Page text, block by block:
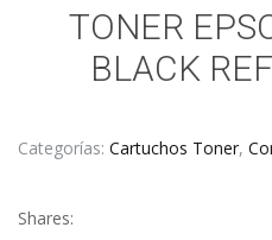
TONER
BLACK
Categorías: Cartuchos Toner,
Shares: